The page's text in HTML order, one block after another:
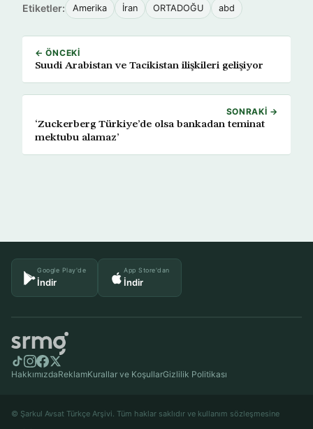
Etiketler: Amerika İran ORTADOĞU abd
← ÖNCEKI
Suudi Arabistan ve Tacikistan ilişkileri gelişiyor
SONRAKI →
‘Zuckerberg Türkiye’de olsa bankadan teminat
mektubu alamaz’
Google Play'de
İndir
App Store'dan
İndir
HakkımızdaReklamKurallar ve KoşullarGizlilik Politikası
© Şarkul Avsat Türkçe Arşivi. Tüm haklar saklıdır ve kullanım sözleşmesine